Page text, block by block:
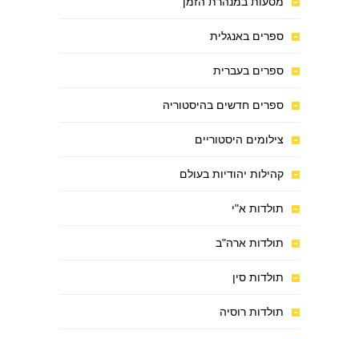
ספרים באנגלית
ספרים בעברית
ספרים חדשים בהיסטוריה
צילומים היסטוריים
קהילות יהודיות בעולם
תולדות א"י
תולדות ארה"ב
תולדות סין
תולדות רוסיה